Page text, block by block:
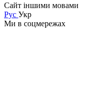
Сайт іншими мовами
Рус Укр
Ми в соцмережах